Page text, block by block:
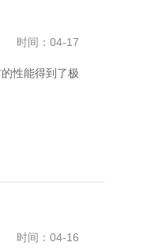
时间：04-17
性能得到了极
时间：04-16